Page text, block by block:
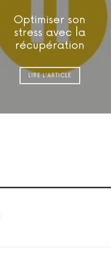
Optimiser son
stress avec la
récupération
LIRE L'ARTICLE